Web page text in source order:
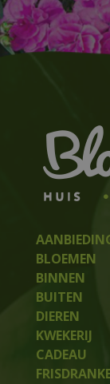
BLOEMEN
BINNEN
BUITEN
DIEREN
KWEKERIJ
CADEAU